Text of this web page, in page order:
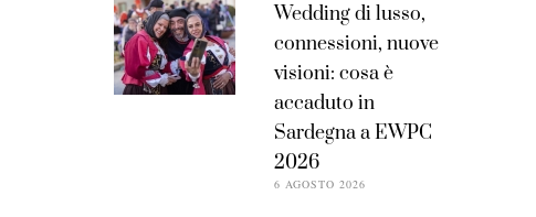
Wedding di lusso,
connessioni, nuove
visioni: cosa è
accaduto in
Sardegna a EWPC
2026
6 AGOSTO 2026